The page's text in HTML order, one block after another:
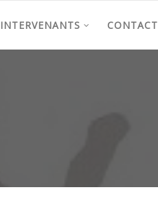
INTERVENANTS CONTACT